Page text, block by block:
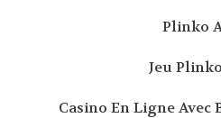
Plinko
Jeu
Casino En Ligne Avec